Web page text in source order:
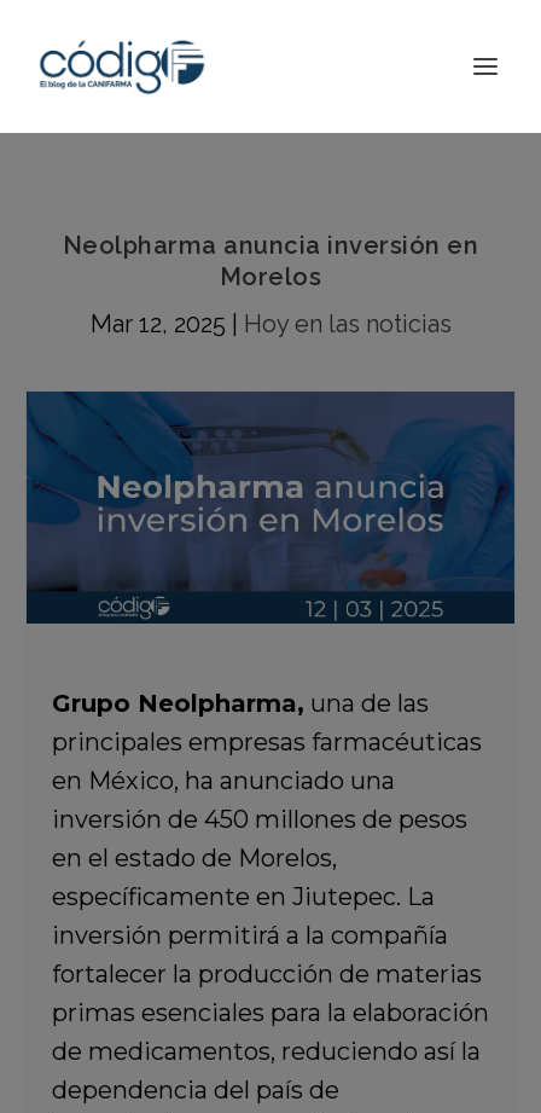
Neolpharma anuncia inversión en
Morelos
Mar 12, 2025
Hoy en las noticias
Grupo Neolpharma, una de las
principales empresas farmacéuticas
en México, ha anunciado una
inversión de 450 millones de pesos
en el estado de Morelos,
específicamente en Jiutepec. La
inversión permitirá a la compañía
fortalecer la producción de materias
primas esenciales para la elaboración
de medicamentos, reduciendo así la
dependencia del país de